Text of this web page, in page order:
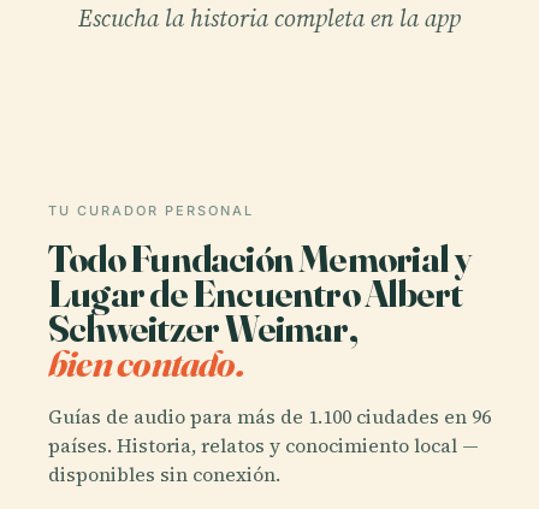
Escucha la historia completa en la app
TU CURADOR PERSONAL
Todo Fundación Memorial y
Lugar de Encuentro Albert
Schweitzer Weimar,
bien contado.
Guías de audio para más de 1.100 ciudades en 96
países. Historia, relatos y conocimiento local —
disponibles sin conexión.